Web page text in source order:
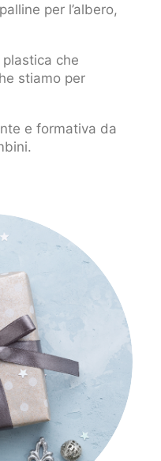
per l’albero,
che
stiamo per
e formativa da